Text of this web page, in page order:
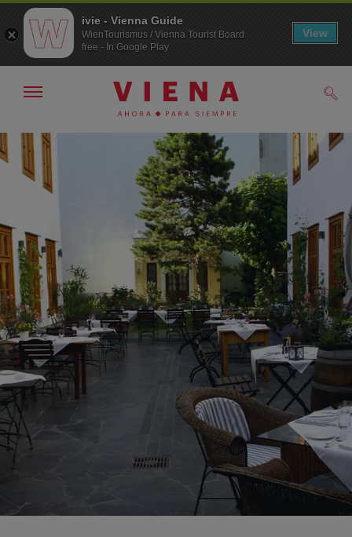
A
la
navegación
Al
contenido
Mostrar/ocultar
ivie - Vienna Guide
WienTourismus / Vienna Tourist Board
free - In Google Play
View